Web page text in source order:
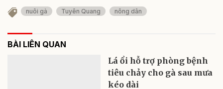
nuôi gà Tuyên Quang nông dân
BÀI LIÊN QUAN
Lá ổi hỗ trợ phòng bệnh
tiêu chảy cho gà sau mưa
kéo dài